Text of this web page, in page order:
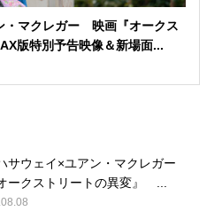
・マクレガー 映画『オークス
版特別予告映像＆新場面...
サウェイ×ユアン・マクレガー
ークストリートの異変』 ...